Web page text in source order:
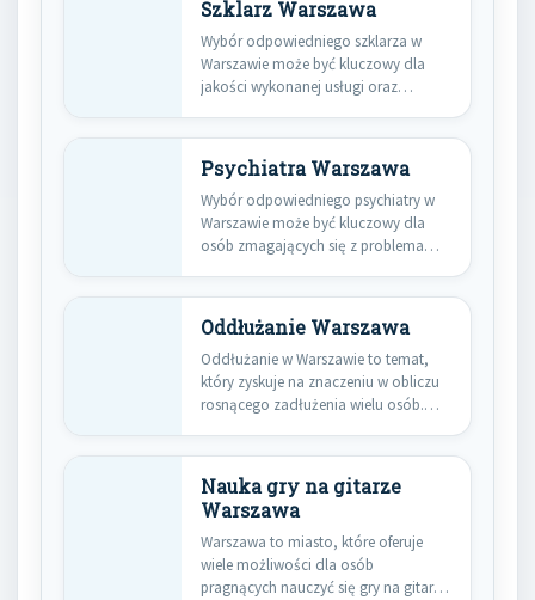
Szklarz Warszawa
Wybór odpowiedniego szklarza w
Warszawie może być kluczowy dla
jakości wykonanej usługi oraz
Psychiatra Warszawa
Wybór odpowiedniego psychiatry w
Warszawie może być kluczowy dla
osób zmagających się z problemami
Oddłużanie Warszawa
Oddłużanie w Warszawie to temat,
który zyskuje na znaczeniu w obliczu
rosnącego zadłużenia wielu osób.…
Nauka gry na gitarze
Warszawa
Warszawa to miasto, które oferuje
wiele możliwości dla osób
pragnących nauczyć się gry na gitarze.